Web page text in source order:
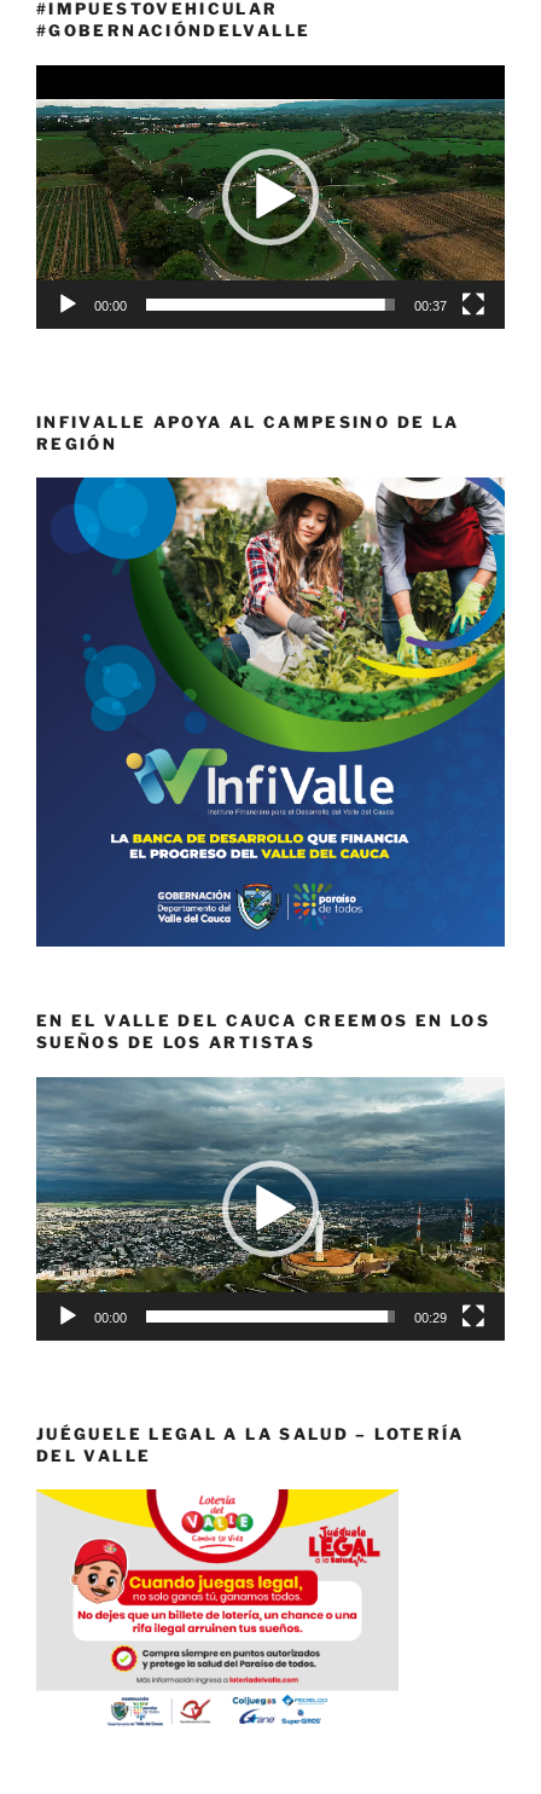
#IMPUESTOVEHICULAR
#GOBERNACIÓNDELVALLE
de
vídeo
00:00 00:37
INFIVALLE APOYA AL CAMPESINO DE LA
REGIÓN
EN EL VALLE DEL CAUCA CREEMOS EN LOS
SUEÑOS DE LOS ARTISTAS
Reproductor
de
vídeo
00:00 00:29
JUÉGUELE LEGAL A LA SALUD – LOTERÍA
DEL VALLE